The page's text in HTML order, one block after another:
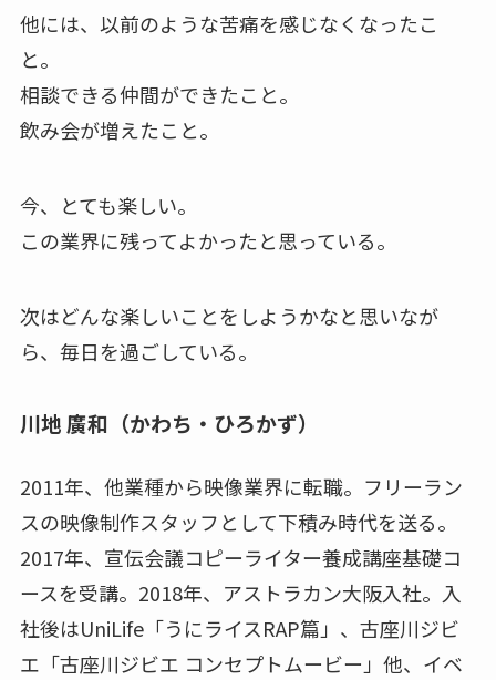
他には、以前のような苦痛を感じなくなったこ
と。
相談できる仲間ができたこと。
飲み会が増えたこと。
今、とても楽しい。
この業界に残ってよかったと思っている。
次はどんな楽しいことをしようかなと思いなが
ら、毎日を過ごしている。
川地 廣和（かわち・ひろかず）
2011年、他業種から映像業界に転職。フリーラン
スの映像制作スタッフとして下積み時代を送る。
2017年、宣伝会議コピーライター養成講座基礎コ
ースを受講。2018年、アストラカン大阪入社。入
社後はUniLife「うにライスRAP篇」、古座川ジビ
エ「古座川ジビエ コンセプトムービー」他、イベ